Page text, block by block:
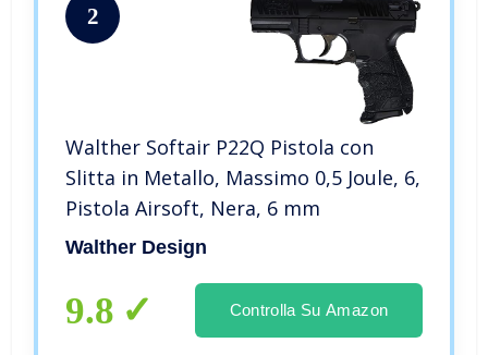
2
Walther Softair P22Q Pistola con
Slitta in Metallo, Massimo 0,5 Joule, 6,
Pistola Airsoft, Nera, 6 mm
Walther Design
9.8 Controlla Su Amazon